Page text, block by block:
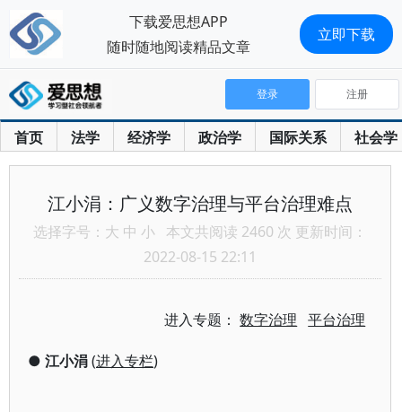
首页 法学 经济学 政治学 国际关系 社会学
登录 注册
江小涓：广义数字治理与平台治理难点
选择字号： 大 中 小 本文共阅读 2460 次 更新时间：
2022-08-15 22:11
进入专题：数字治理 平台治理
● 江小涓(进入专栏)
下载爱思想APP
随时随地阅读精品文章
立即下载